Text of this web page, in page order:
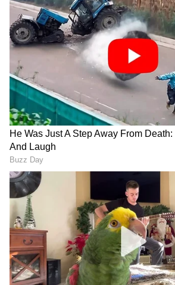
ಕ್ಷಣಕ್ಷಣದ ಕನ್ನಡ ಸುದ್ದಿ (Kannada
ಅಪ್ಡೇಟ್‌ಗಳಿಗಾಗಿ ಏಷ್ಯಾನೆಟ್
ಮಾಡಿ. ಬ್ರೇಕಿಂಗ್ ಸುದ್ದಿ (Latest
ವಿಶೇಷ ವರದಿಗಳು ಮತ್ತು ನೇರ
(kannada news live) ಸಂಪೂರ್ಣ
ಕ್ಲಿಕ್‌ನಲ್ಲಿ ಲಭ್ಯ. ಏಷ್ಯಾನೆಟ್ ಸುವರ್ಣ
ಆ್ಯಪ್ ಡೌನ್‌ಲೋಡ್ ಮಾಡಿ ಹಾಗು
ಗಳನ್ನು ಪಡೆಯಿರಿ